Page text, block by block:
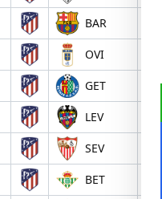
BAR
OVI
GET
LEV
SEV
BET